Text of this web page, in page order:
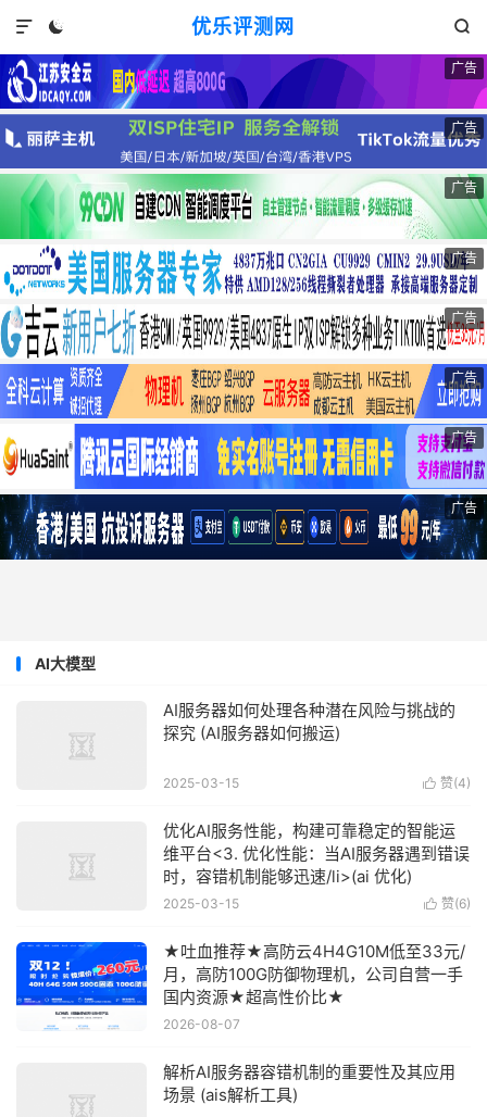
优乐评测网
 

广告
广告
广告
广告
广告
广告
广告
广告
AI大模型
AI服务器如何处理各种潜在风险与挑战的
探究 (AI服务器如何搬运)
 赞(4)
2025-03-15
优化AI服务性能，构建可靠稳定的智能运
维平台<3. 优化性能：当AI服务器遇到错误
时，容错机制能够迅速/li>(ai 优化)
 赞(6)
2025-03-15
★吐血推荐★高防云4H4G10M低至33元/
月，高防100G防御物理机，公司自营一手
国内资源★超高性价比★
2026-08-07
解析AI服务器容错机制的重要性及其应用
场景 (ais解析工具)